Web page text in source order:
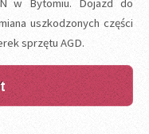
w Bytomiu. Dojazd do
uszkodzonych części
sprzętu AGD.